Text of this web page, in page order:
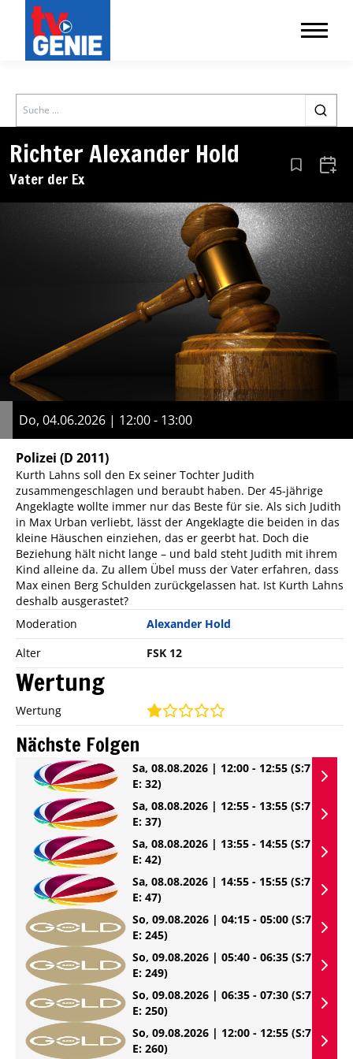
Search
Richter Alexander Hold
Vater der Ex Aus den
Do, 04.06.2026 | 12:00 - 13:00
Polizei (D 2011)
Kurth Lahns soll den Ex seiner Tochter Judith
zusammengeschlagen und beraubt haben. Der 45-jährige
Angeklagte wollte immer nur das Beste für sie. Als sich Judith
in Max Urban verliebt, lässt der Angeklagte die beiden in das
kleine Häuschen einziehen, das er geerbt hat. Doch die
Beziehung hält nicht lange – und bald steht Judith mit ihrem
Kind alleine da. Zu allem Übel muss der Vater erfahren, dass
Max einen Berg Schulden zurückgelassen hat. Ist Kurth Lahns
deshalb ausgerastet?
Moderation
Alexander Hold
Alter
FSK 12
Wertung
Wertung
Nächste Folgen
Sa, 08.08.2026 | 12:00 - 12:55 (S:7
E: 32)
Sa, 08.08.2026 | 12:55 - 13:55 (S:7
E: 37)
Sa, 08.08.2026 | 13:55 - 14:55 (S:7
E: 42)
Sa, 08.08.2026 | 14:55 - 15:55 (S:7
E: 47)
So, 09.08.2026 | 04:15 - 05:00 (S:7
E: 245)
So, 09.08.2026 | 05:40 - 06:35 (S:7
E: 249)
So, 09.08.2026 | 06:35 - 07:30 (S:7
E: 250)
So, 09.08.2026 | 12:00 - 12:55 (S:7
E: 260)